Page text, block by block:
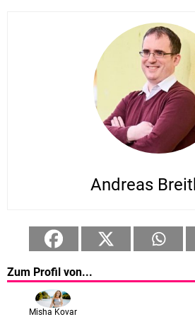
Andreas
Zum Profil von...
Misha Kovar